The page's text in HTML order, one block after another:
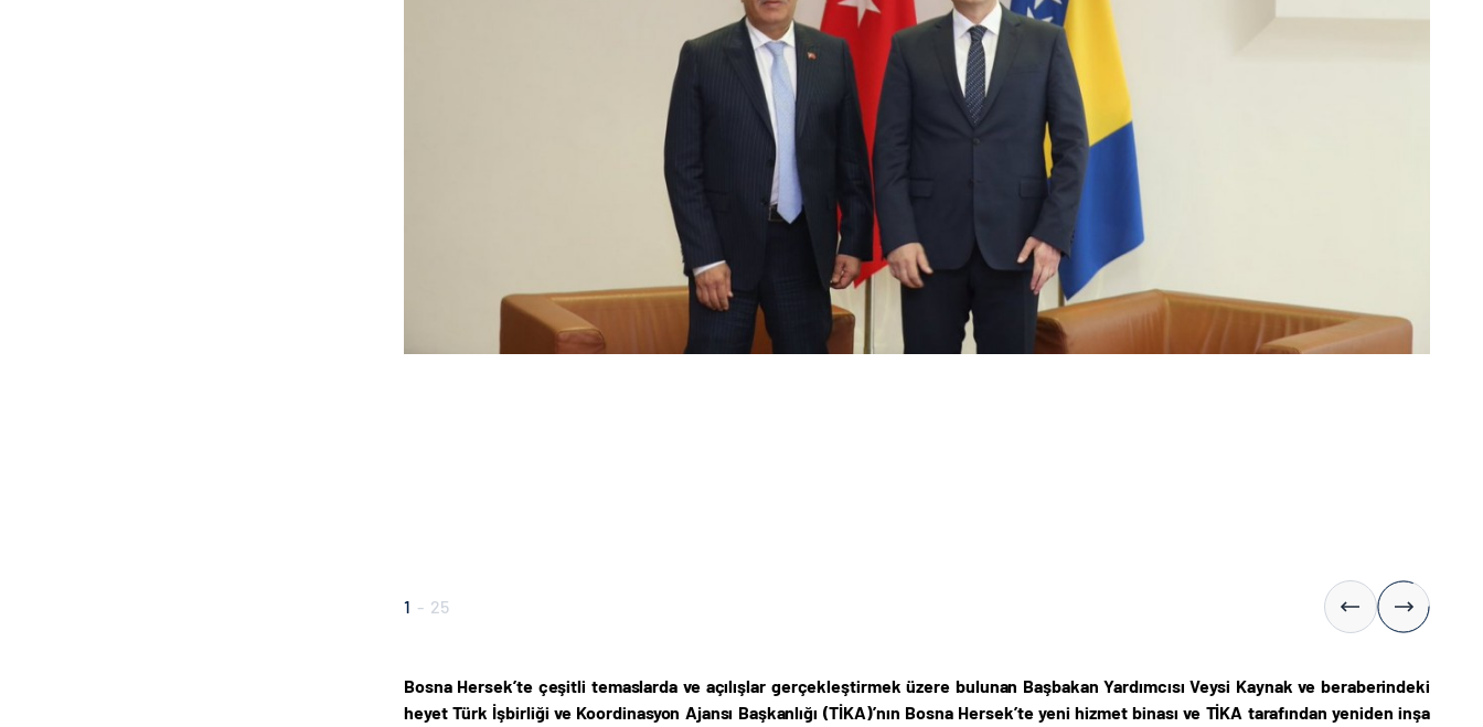
1 - 25
Bosna Hersek’te çeşitli temaslarda ve açılışlar gerçekleştirmek üzere bulunan Başbakan Yardımcısı Veysi Kaynak ve beraberindeki
heyet Türk İşbirliği ve Koordinasyon Ajansı Başkanlığı (TİKA)’nın Bosna Hersek’te yeni hizmet binası ve TİKA tarafından yeniden inşa